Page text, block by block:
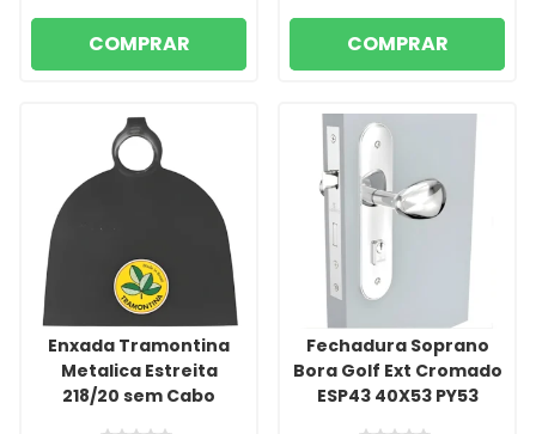
COMPRAR COMPRAR
Enxada Tramontina
Metalica Estreita
218/20 sem Cabo
Fechadura Soprano
Bora Golf Ext Cromado
ESP43 40X53 PY53